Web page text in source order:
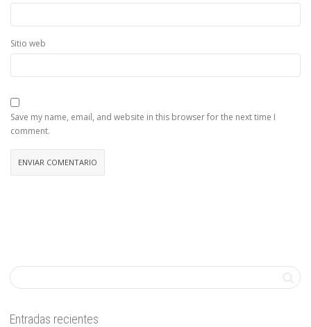
Sitio web
Save my name, email, and website in this browser for the next time I
comment.
Entradas recientes